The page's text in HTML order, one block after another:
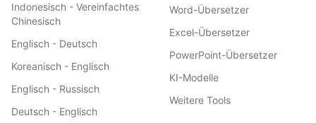
Indonesisch - Vereinfachtes
Chinesisch
Englisch - Deutsch
Koreanisch - Englisch
Englisch - Russisch
Deutsch - Englisch
Word-Übersetzer
Excel-Übersetzer
PowerPoint-Übersetzer
KI-Modelle
Weitere Tools